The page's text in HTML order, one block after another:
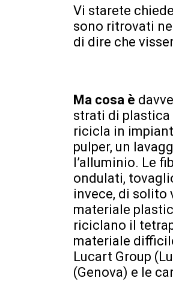
Vi starete
sono ritrovati
di dire che
Ma cosa è
strati di plastica
ricicla in
pulper, un
l’alluminio. Le
ondulati,
invece, di solito
materiale
riciclano il
materiale
Lucart Group
(Genova) e le